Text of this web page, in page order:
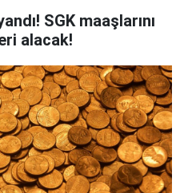
SGK maaşlarını
alacak!